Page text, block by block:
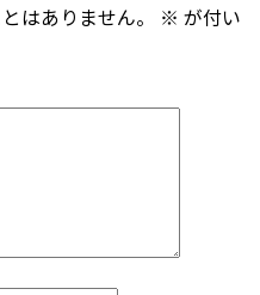
はありません。 ※ が付い